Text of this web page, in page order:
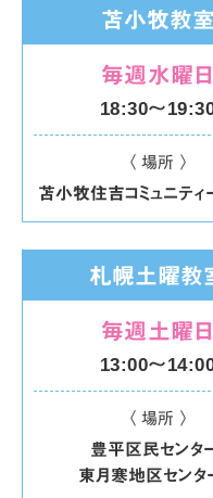
苫小牧教
毎週水曜
18:30〜
〈 場所 〉
苫小牧住吉コミュニティ
札幌土曜教
毎週土曜
13:00〜
〈 場所 〉
豊平区民センタ
東月寒地区センタ